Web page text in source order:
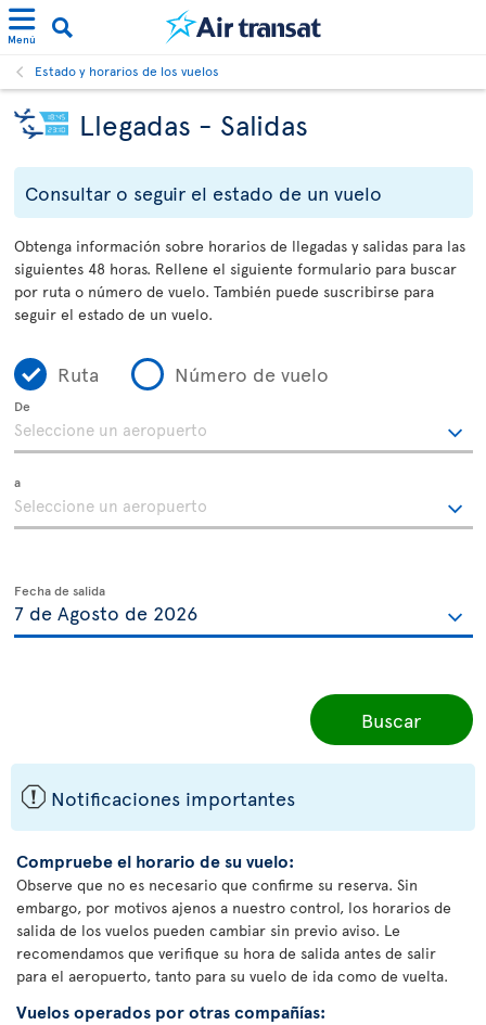
Menú
Estado y horarios de los vuelos
Llegadas - Salidas
Consultar o seguir el estado de un vuelo
Obtenga información sobre horarios de llegadas y salidas para las
siguientes 48 horas. Rellene el siguiente formulario para buscar
por ruta o número de vuelo. También puede suscribirse para
seguir el estado de un vuelo.
Ruta Número de vuelo
De
a
Fecha de salida
Buscar
ü Notificaciones importantes
Compruebe el horario de su vuelo:
Observe que no es necesario que confirme su reserva. Sin
embargo, por motivos ajenos a nuestro control, los horarios de
salida de los vuelos pueden cambiar sin previo aviso. Le
recomendamos que verifique su hora de salida antes de salir
para el aeropuerto, tanto para su vuelo de ida como de vuelta.
Vuelos operados por otras compañías: